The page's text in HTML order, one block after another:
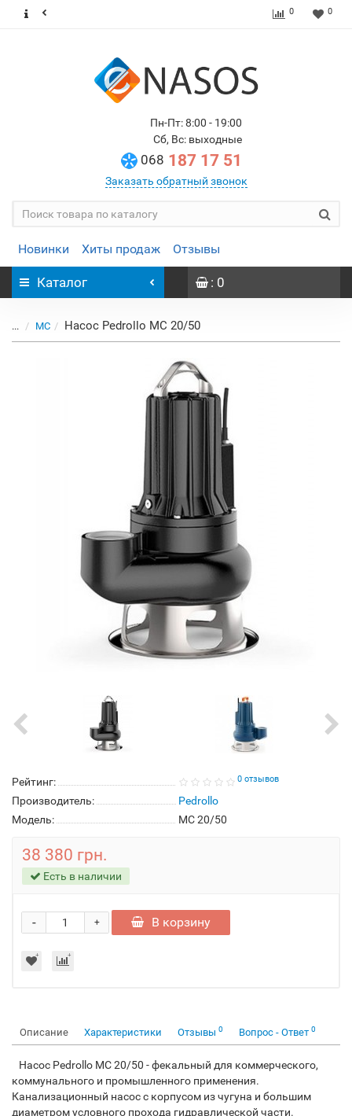
0 0
Пн-Пт: 8:00 - 19:00
Сб, Вс: выходные
068 187 17 51
Заказать обратный звонок
Новинки Хиты продаж Отзывы
Каталог : 0
... MC Насос Pedrollo MC 20/50
Рейтинг: 0 отзывов
Производитель:
Pedrollo
Модель:
MC 20/50
38 380 грн.
Есть в наличии
+
- В корзину
Описание Характеристики Отзывы 0 Вопрос - Ответ 0
Насос Pedrollo MC 20/50 - фекальный для коммерческого,
коммунального и промышленного применения.
Канализационный насос с корпусом из чугуна и большим
диаметром условного прохода гидравлической части.